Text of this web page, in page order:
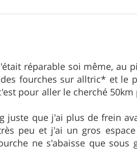
réparable soi même, au
fourches sur alltric* et le
pour aller le cherché 50km
juste que j'ai plus de frein
peu et j'ai un gros
ne s'abaisse que sous